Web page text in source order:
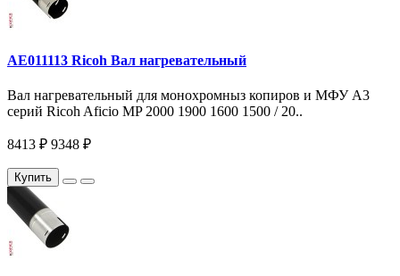
AE011113 Ricoh Вал нагревательный
Вал нагревательный для монохромныз копиров и МФУ A3
серий Ricoh Aficio MP 2000 1900 1600 1500 / 20..
8413 ₽ 9348 ₽
Купить